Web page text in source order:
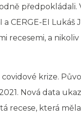
CERGE-EI Lukáš
recesemi, a
krize.
Nová data
recese, která